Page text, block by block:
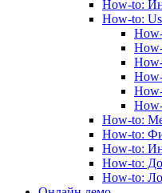
How-to:
How-to:
How-to:
How-to:
How-to:
How-to:
How-to: